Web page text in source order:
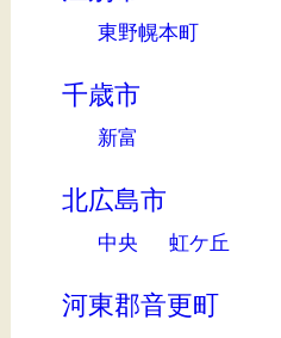
東野幌本町
千歳市
新富
北広島市
中央 虹ケ丘
河東郡音更町